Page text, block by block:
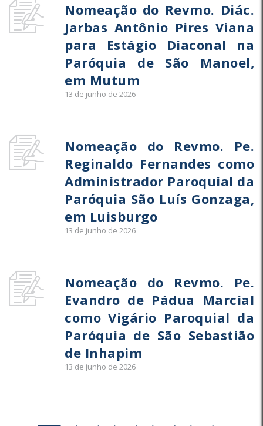
Nomeação do Revmo. Diác.
Jarbas Antônio Pires Viana
para Estágio Diaconal na
Paróquia de São Manoel,
em Mutum
13 de junho de 2026
Nomeação do Revmo. Pe.
Reginaldo Fernandes como
Administrador Paroquial da
Paróquia São Luís Gonzaga,
em Luisburgo
13 de junho de 2026
Nomeação do Revmo. Pe.
Evandro de Pádua Marcial
como Vigário Paroquial da
Paróquia de São Sebastião
de Inhapim
13 de junho de 2026